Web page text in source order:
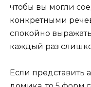
чтобы вы могли
конкретными
спокойно
каждый раз
Если представить